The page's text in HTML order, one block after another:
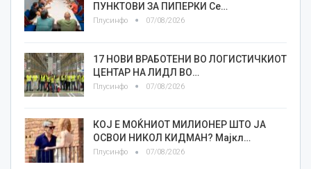
ПУНКТОВИ ЗА ПИПЕРКИ Се…
Плусинфо 07/08/2026
17 НОВИ ВРАБОТЕНИ ВО ЛОГИСТИЧКИОТ
ЦЕНТАР НА ЛИДЛ ВО…
Плусинфо 07/08/2026
КОЈ Е МОЌНИОТ МИЛИОНЕР ШТО ЈА
ОСВОИ НИКОЛ КИДМАН? Мајкл…
Плусинфо 07/08/2026